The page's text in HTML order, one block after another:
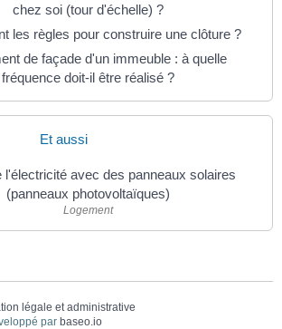
chez soi (tour d'échelle) ?
les règles pour construire une clôture ?
de façade d'un immeuble : à quelle
fréquence doit-il être réalisé ?
Et aussi
l'électricité avec des panneaux solaires
(panneaux photovoltaïques)
Logement
légale et administrative
par baseo.io